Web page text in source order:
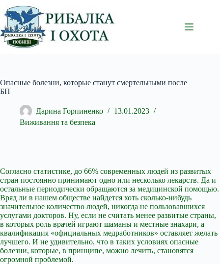
Перейти
до
вмісту
Опасные болезни, которые станут смертельными после
БП
Дарина Горпиненко
13.01.2023
Виживання та безпека
Согласно статистике, до 66% современных людей из развитых
стран постоянно принимают одно или несколько лекарств. Да и
остальные периодически обращаются за медицинской помощью.
Вряд ли в нашем обществе найдется хоть сколько-нибудь
значительное количество людей, никогда не пользовавшихся
услугами докторов. Ну, если не считать менее развитые страны,
в которых роль врачей играют шаманы и местные знахари, а
квалификация «официальных медработников» оставляет желать
лучшего. И не удивительно, что в таких условиях опасные
болезни, которые, в принципе, можно лечить, становятся
огромной проблемой.